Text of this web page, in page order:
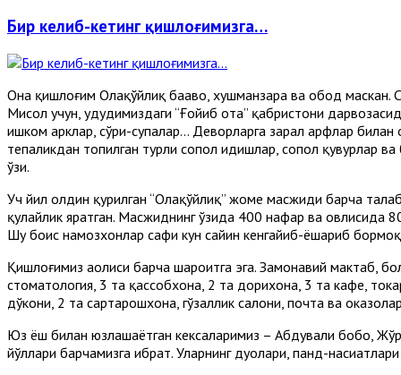
Бир келиб-кетинг қишлоғимизга…
Она қишлоғим Олақўйлиқ баҳаво, хушманзара ва обод маскан.
Мисол учун, ҳудудимиздаги “Ғойиб ота” қабристони
ишком арклар, сўри-супалар... Деворларга зарҳал ҳарфлар
тепаликдан топилган турли сопол идишлар, сопол қувурлар
ўзи.
Уч йил олдин қурилган “Олақўйлиқ” жоме масжиди барча
қулайлик яратган. Масжиднинг ўзида 400 нафар ва ҳовлисида
Шу боис намозхонлар сафи кун сайин кенгайиб-ёшариб
Қишлоғимиз аҳолиси барча шароитга эга. Замонавий мактаб,
стоматология, 3 та қассобхона, 2 та дорихона, 3 та кафе,
дўкони, 2 та сартарошхона, гўзаллик салони, почта ва
Юз ёш билан юзлашаётган кексаларимиз – Абдували бобо,
йўллари барчамизга ибрат. Уларнинг дуолари, панд-